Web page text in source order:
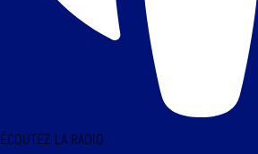
ÉCOUTEZ LA RADIO